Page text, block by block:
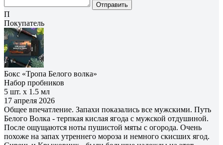
Отправить
П
Покупатель
Бокс «Тропа Белого волка»
Набор пробников
5 шт. х 1.5 мл
17 апреля 2026
Общее впечатление. Запахи показались все мужскими. Путь
Белого Волка - терпкая кислая ягода с мужской отдушиной.
После ощущаются ноты пушистой мяты с огорода. Очень
похоже на запах утреннего мороза и немного скисших ягод.